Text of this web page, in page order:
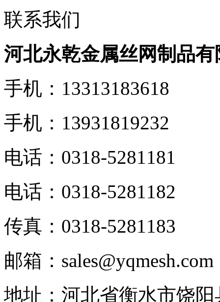
联系我们
河北永乾金属丝网制品有
手机：13313183618
手机：13931819232
电话：0318-5281181
电话：0318-5281182
传真：0318-5281183
邮箱：sales@yqmesh.com
地址：河北省衡水市饶